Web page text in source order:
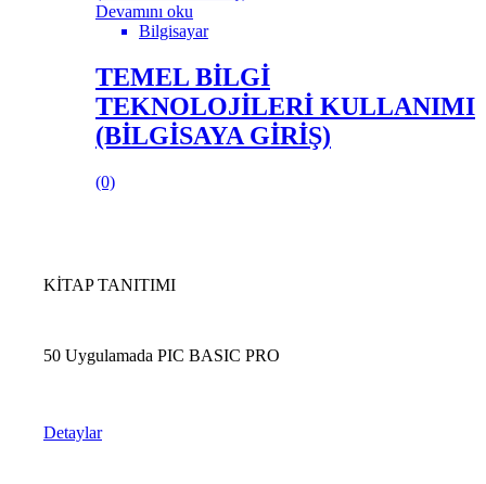
Devamını oku
Bilgisayar
TEMEL BİLGİ
TEKNOLOJİLERİ KULLANIMI
(BİLGİSAYA GİRİŞ)
(0)
KİTAP TANITIMI
50 Uygulamada PIC BASIC PRO
Detaylar